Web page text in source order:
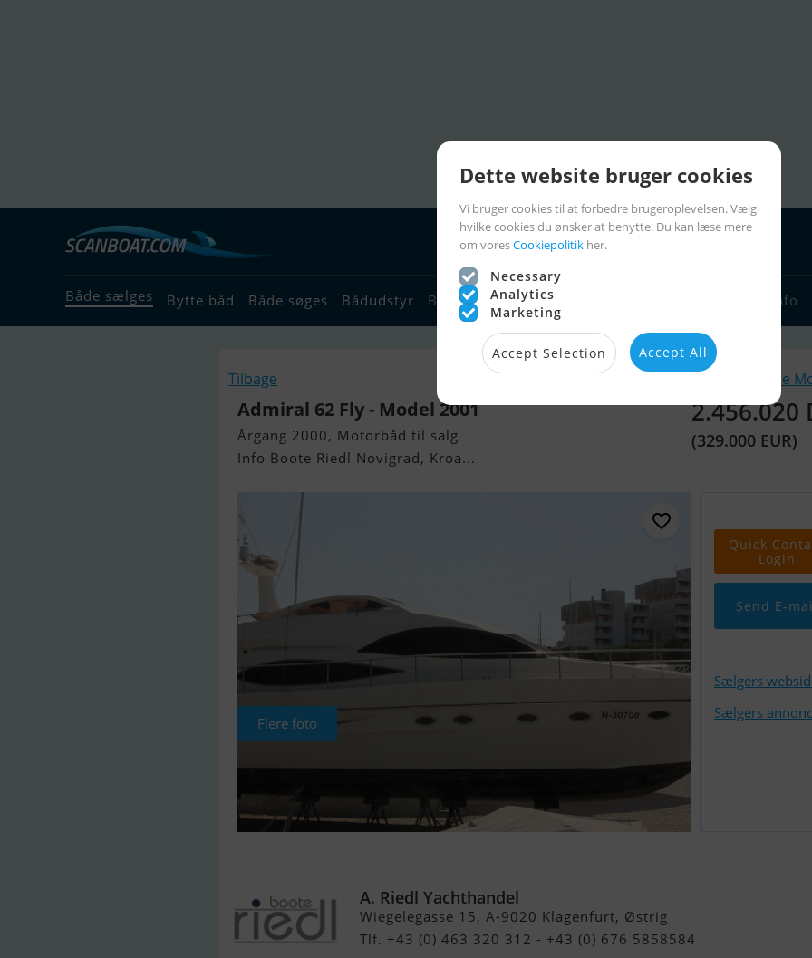
Både sælges Bytte båd Både søges Bådudstyr Bådforhandlere Sejlerlinks Sejlerinfo
Tilbage Lignende
Admiral 62 Fly - Model 2001
Årgang 2000, Motorbåd til salg
Info Boote Riedl Novigrad, Kroa...
2.456.020
(329.000 EUR)
Flere foto
Quick
Login
Send E-
Sælgers
Sælgers
A. Riedl Yachthandel
Wiegelegasse 15, A-9020 Klagenfurt, Østrig
Tlf. +43 (0) 463 320 312 - +43 (0) 676 5858584
Dette website bruger cookies
Vi bruger cookies til at forbedre brugeroplevelsen. Vælg
hvilke cookies du ønsker at benytte. Du kan læse mere
om voresCookiepolitik her.
Necessary
Analytics
Marketing
Accept Selection Accept All